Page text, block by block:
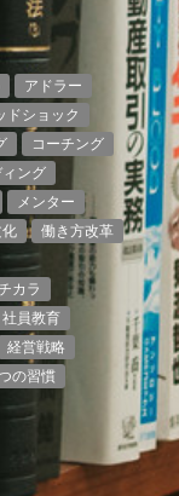
アドラー
ドショック
コーチング
ング
メンター
働き方改革
カラ
社員教育
経営戦略
の習慣